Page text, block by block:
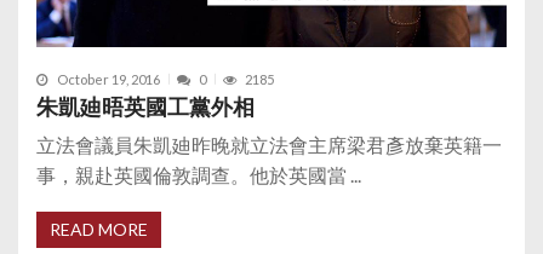
October 19, 2016 0 2185
朱凱廸晤英國工黨外相
立法會議員朱凱廸昨晚就立法會主席梁君彥放棄英籍一
事，親赴英國倫敦調查。他於英國當 ...
READ MORE